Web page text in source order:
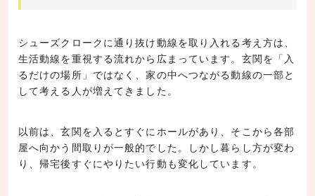
シューズクロークに通り抜け動線を取り入れる考え方は、
生活動線を重視する流れから広まっています。玄関を「入
るだけの場所」ではなく、家の中へつながる動線の一部と
して考える人が増えてきました。
以前は、玄関を入るとすぐにホールがあり、そこから各部
屋へ向かう間取りが一般的でした。しかし暮らし方が変わ
り、帰宅後すぐにやりたい行動も変化しています。